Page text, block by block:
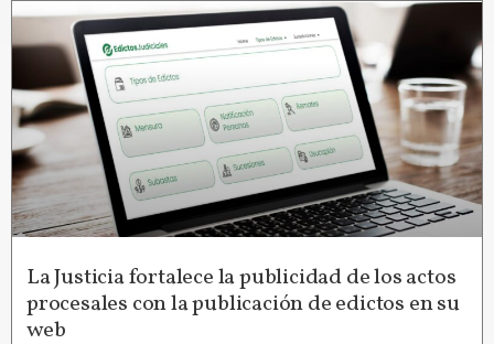
La Justicia fortalece la publicidad de los actos
procesales con la publicación de edictos en su
web